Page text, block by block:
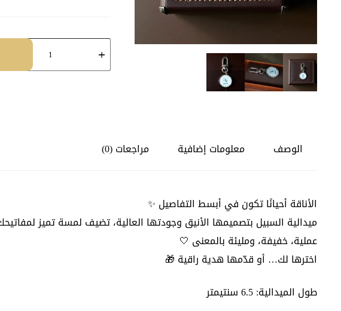
ميدالية
الوصف معلومات إضافية مراجعات (0)
الأناقة أحيانًا تكون في أبسط التفاصيل ✨
ميدالية السبيل بتصميمها الأنيق وجودتها العالية، تضيف لمسة تميز
عملية، خفيفة، ومليئة بالمعنى 🤍
اخترها لك… أو قدّمها هدية راقية 🎁
طول الميدالية: 6.5 سنتيمتر